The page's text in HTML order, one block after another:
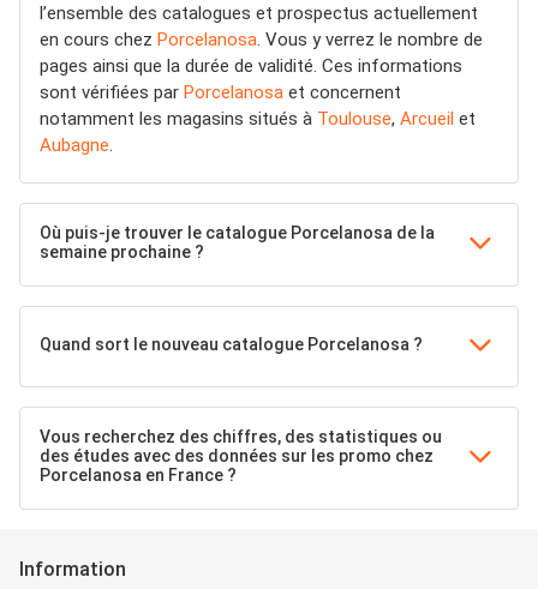
l’ensemble des catalogues et prospectus actuellement
en cours chez Porcelanosa . Vous y verrez le nombre de
pages ainsi que la durée de validité. Ces informations
sont vérifiées par Porcelanosa et concernent
notamment les magasins situés à Toulouse, Arcueil et
Aubagne
Où puis-je trouver le catalogue Porcelanosa de la
semaine prochaine ?
Quand sort le nouveau catalogue Porcelanosa ?
Vous recherchez des chiffres, des statistiques ou
des études avec des données sur les promo chez
Porcelanosa en France ?
Information